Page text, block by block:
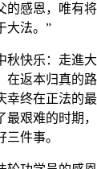
的感恩，唯有
大法。”
秋快乐：走進
在返本归真的
幸终在正法的
最艰难的时期
件事。